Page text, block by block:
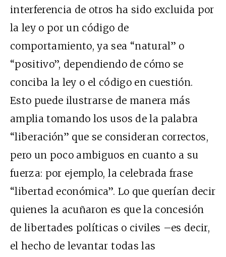
interferencia de otros ha sido excluida por
la ley o por un código de
comportamiento, ya sea “natural” o
“positivo”, dependiendo de cómo se
conciba la ley o el código en cuestión.
Esto puede ilustrarse de manera más
amplia tomando los usos de la palabra
“liberación” que se consideran correctos,
pero un poco ambiguos en cuanto a su
fuerza: por ejemplo, la celebrada frase
“libertad económica”. Lo que querían decir
quienes la acuñaron es que la concesión
de libertades políticas o civiles –es decir,
el hecho de levantar todas las